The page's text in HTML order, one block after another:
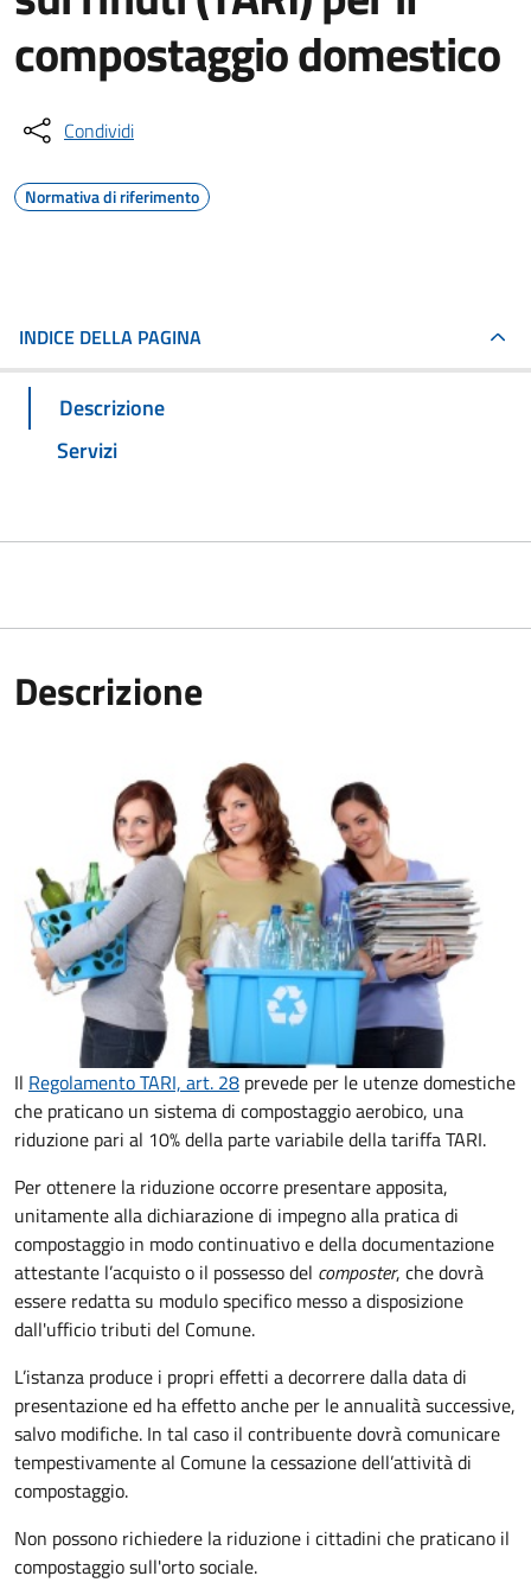
compostaggio domestico
Condividi
Normativa di riferimento
INDICE DELLA PAGINA
Descrizione
Servizi
Descrizione
Il Regolamento TARI, art. 28 prevede per le utenze domestiche
che praticano un sistema di compostaggio aerobico, una
riduzione pari al 10% della parte variabile della tariffa TARI.
Per ottenere la riduzione occorre presentare apposita,
unitamente alla dichiarazione di impegno alla pratica di
compostaggio in modo continuativo e della documentazione
attestante l’acquisto o il possesso del composter, che dovrà
essere redatta su modulo specifico messo a disposizione
dall'ufficio tributi del Comune.
L’istanza produce i propri effetti a decorrere dalla data di
presentazione ed ha effetto anche per le annualità successive,
salvo modifiche. In tal caso il contribuente dovrà comunicare
tempestivamente al Comune la cessazione dell’attività di
compostaggio.
Non possono richiedere la riduzione i cittadini che praticano il
compostaggio sull'orto sociale.